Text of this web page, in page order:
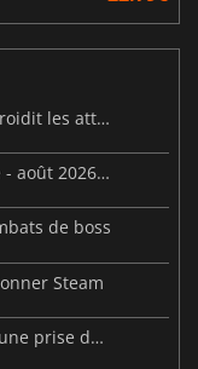
Steam Frame : une fuite sur le prix refroidit les attentes VR
Sorties de jeux vidéo de cette semaine - août 2026 (semaine 32)
de boss
Steam
Des cartes de logiciels malveillants et une prise de contrôle de Discord ont touché Meccha Chameleon